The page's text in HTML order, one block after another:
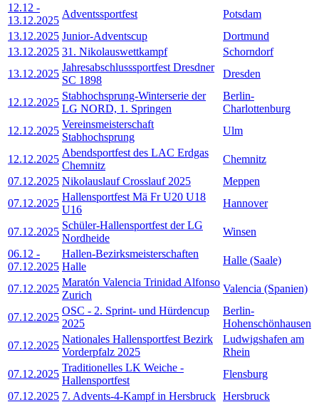
12.12 -
13.12.2025
Adventssportfest
Potsdam
13.12.2025 Junior-Adventscup
Dortmund
13.12.2025 31. Nikolauswettkampf
Schorndorf
13.12.2025
Jahresabschlusssportfest Dresdner
SC 1898
Dresden
12.12.2025
Stabhochsprung-Winterserie der
LG NORD, 1. Springen
Berlin-
Charlottenburg
12.12.2025
Vereinsmeisterschaft
Stabhochsprung
Ulm
12.12.2025
Abendsportfest des LAC Erdgas
Chemnitz
Chemnitz
07.12.2025 Nikolauslauf Crosslauf 2025
Meppen
07.12.2025
Hallensportfest Mä Fr U20 U18
U16
Hannover
07.12.2025
Schüler-Hallensportfest der LG
Nordheide
Winsen
06.12 -
07.12.2025
Hallen-Bezirksmeisterschaften
Halle
Halle (Saale)
07.12.2025
Maratón Valencia Trinidad Alfonso
Zurich
Valencia (Spanien)
07.12.2025
OSC - 2. Sprint- und Hürdencup
2025
Berlin-
Hohenschönhausen
07.12.2025
Nationales Hallensportfest Bezirk
Vorderpfalz 2025
Ludwigshafen am
Rhein
07.12.2025
Traditionelles LK Weiche -
Hallensportfest
Flensburg
07.12.2025 7. Advents-4-Kampf in Hersbruck Hersbruck